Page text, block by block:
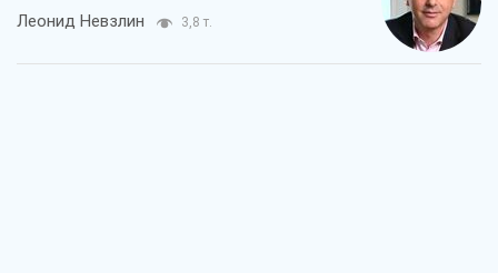
Леонид Невзлин 3,8 т.